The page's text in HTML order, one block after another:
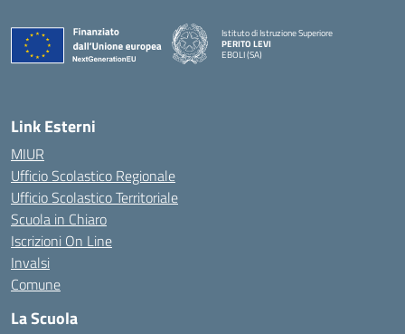
Istituto di Istruzione Superiore
PERITO LEVI
EBOLI (SA)
Link Esterni
MIUR
Ufficio Scolastico Regionale
Ufficio Scolastico Territoriale
Scuola in Chiaro
Iscrizioni On Line
Invalsi
Comune
La Scuola